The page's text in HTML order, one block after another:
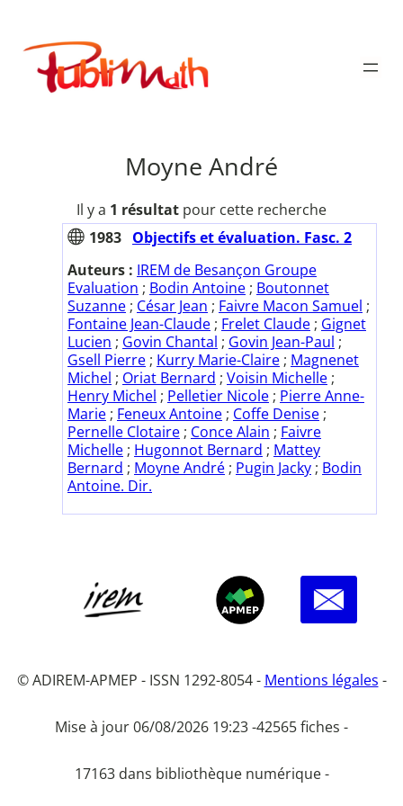
contenu
Publimath
Moyne André
Il y a 1 résultat pour cette recherche
1983 Objectifs et évaluation. Fasc. 2
Auteurs : IREM de Besançon Groupe
Evaluation ; Bodin Antoine ; Boutonnet
Suzanne ; César Jean ; Faivre Macon Samuel ;
Fontaine Jean-Claude ; Frelet Claude ; Gignet
Lucien ; Govin Chantal ; Govin Jean-Paul ;
Gsell Pierre ; Kurry Marie-Claire ; Magnenet
Michel ; Oriat Bernard ; Voisin Michelle ;
Henry Michel ; Pelletier Nicole ; Pierre Anne-
Marie ; Feneux Antoine ; Coffe Denise ;
Pernelle Clotaire ; Conce Alain ; Faivre
Michelle ; Hugonnot Bernard ; Mattey
Bernard ; Moyne André ; Pugin Jacky ; Bodin
Antoine. Dir.
© ADIREM-APMEP - ISSN 1292-8054 - Mentions légales -
Mise à jour 06/08/2026 19:23 -42565 fiches -
17163 dans bibliothèque numérique -